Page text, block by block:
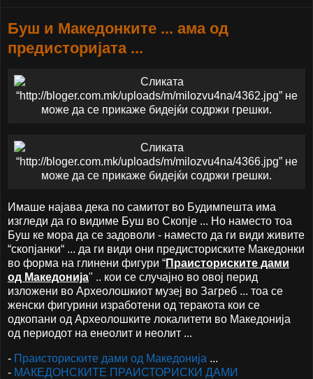
Буш и Македонките ... ама од
предисторијата ...
Имаше најава дека по самитот во Будимпешта има
изгледи да го видиме Буш во Скопје ... Но наместо тоа
Буш ке мора да се задоволи - наместо да ги види живите
“скопјанки“ ... да ги види они предисториските Македонки
во форма на глинени фигури “Праисториските дами
од Македонија" .. кои се случајно во овој перид
изложени во Археолошкиот музеј во Загреб ... тоа се
женски фигурини изработени од теракота кои се
одкопани од Археолошките локалитети во Македонија
од периодот на енеолит и неолит ...
- Праисториските дами од Македонија ...
- МАКЕДОНСКИТЕ ПРАИСТОРИСКИ ДАМИ